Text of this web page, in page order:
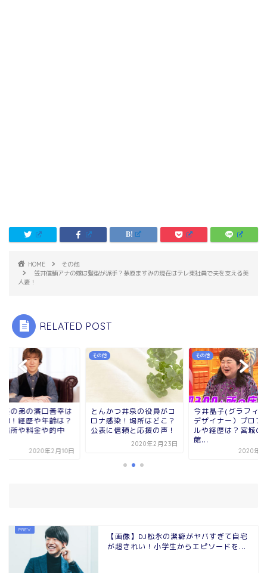
HOME
その他
笠井信輔アナの嫁は髪型が派手？茅原ますみの現在はテレ東社員で夫を支える美
人妻！
RELATED POST
かつ井泉の役員がコ
感染！場所はどこ？
に信頼と応援の声！
その他
今井晶子(グラフィック
デザイナー）プロフィー
ルや経歴は？宮城の旅
その他
濱口優の弟の濱口
占い師！経歴や年
鑑定場所や料金や
率...
2020年2
【画像】DJ松永の潔癖がヤバすぎて自宅
が超きれい！小学生からエピソードを...